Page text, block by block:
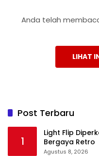
Anda telah
LIHAT
Post Terbaru
1
Light Flip
Bergaya Retro
Agustus 8, 2026